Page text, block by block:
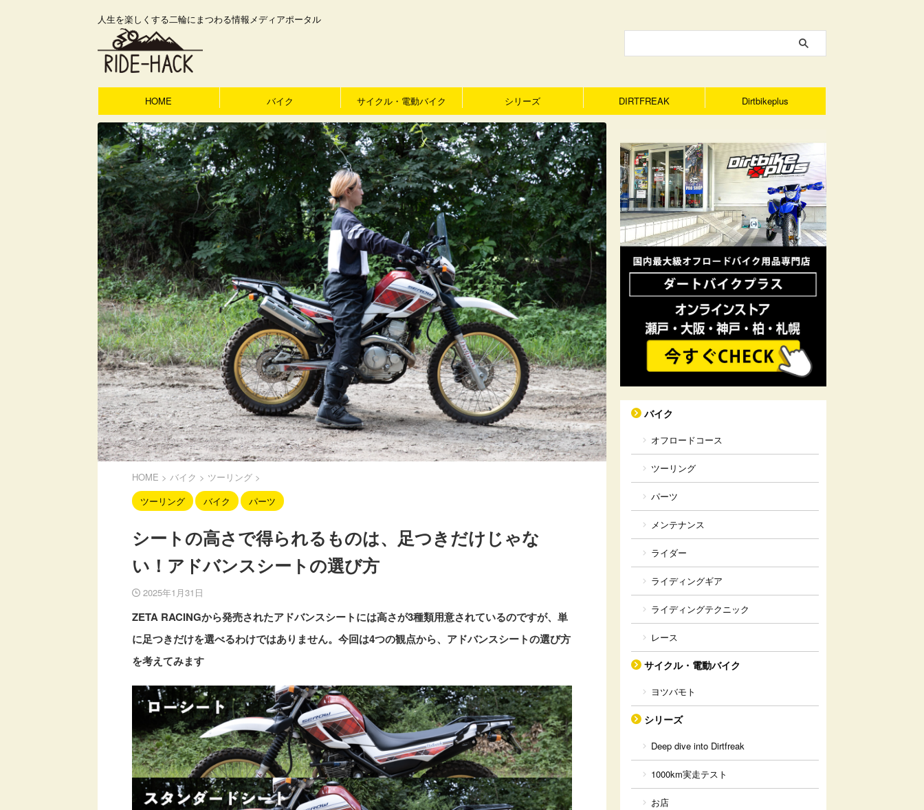
人生を楽しくする二輪にまつわる情報メディアポータル
HOME バイク サイクル・電動バイク シリーズ DIRTFREAK Dirtbikeplus
HOME > バイク > ツーリング >
ツーリング
バイク パーツ
シートの高さで得られるものは、足つきだけじゃな
い！アドバンスシートの選び方
2025年1月31日
ZETA RACINGから発売されたアドバンスシートには高さが3種類用意されているのですが、単
に足つきだけを選べるわけではありません。今回は4つの観点から、アドバンスシートの選び方
を考えてみます
バイク
オフロードコース
ツーリング
パーツ
メンテナンス
ライダー
ライディングギア
ライディングテクニック
レース
サイクル・電動バイク
ヨツバモト
シリーズ
Deep dive into Dirtfreak
1000km実走テスト
お店